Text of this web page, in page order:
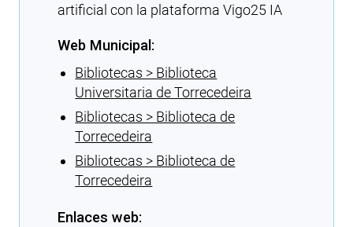
artificial con la plataforma Vigo25 IA
Web Municipal:
Bibliotecas > Biblioteca
Universitaria de Torrecedeira
Bibliotecas > Biblioteca de
Torrecedeira
Bibliotecas > Biblioteca de
Torrecedeira
Enlaces web: